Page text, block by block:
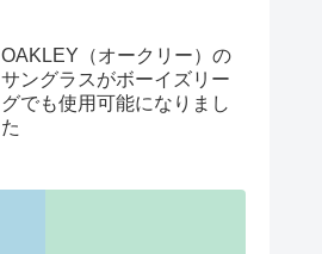
OAKLEY（オークリー）の
サングラスがボーイズリー
グでも使用可能になりまし
た